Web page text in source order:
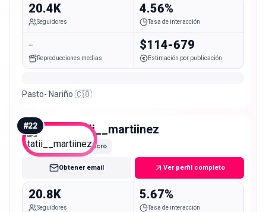
20.4K
Seguidores
4.56%
Tasa de interacción
-
Reproducciones medias
$114-679
Estimación por publicación
Pasto- Nariño 🇨🇴
#22 tatii__martiinez
Micro
Obtener email Ver perfil completo
20.8K
Seguidores
5.67%
Tasa de interacción